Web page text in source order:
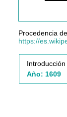
Procedencia
https://
Año: 1609